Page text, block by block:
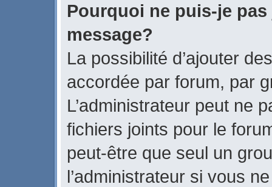
Pourquoi ne puis-je
message?
La possibilité d’ajouter
accordée par forum, par
L’administrateur peut ne
fichiers joints pour le
peut-être que seul un
l’administrateur si vous